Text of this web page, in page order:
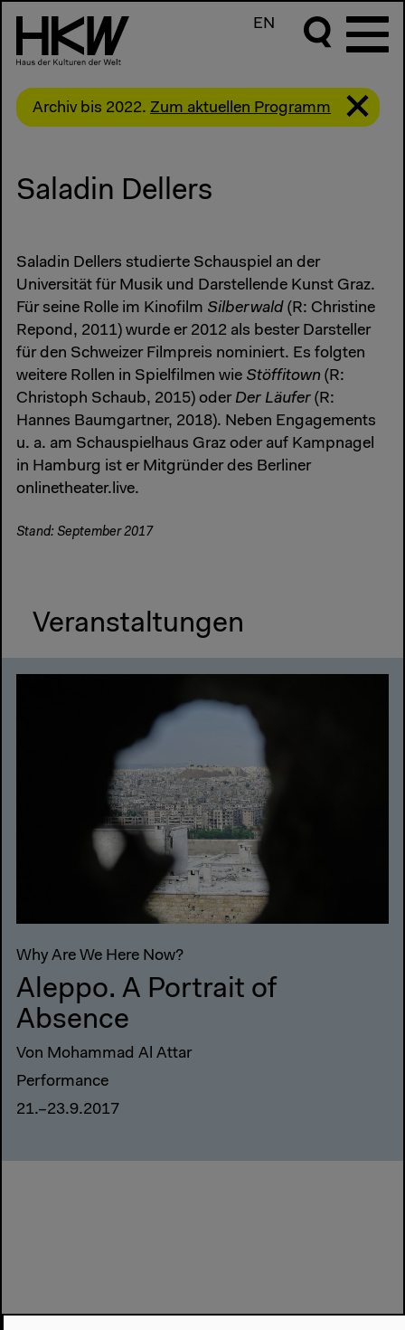
EN
Archiv bis 2022. Zum aktuellen Programm
Saladin Dellers
Saladin Dellers studierte Schauspiel an der
Universität für Musik und Darstellende Kunst Graz.
Für seine Rolle im Kinofilm Silberwald (R: Christine
Repond, 2011) wurde er 2012 als bester Darsteller
für den Schweizer Filmpreis nominiert. Es folgten
weitere Rollen in Spielfilmen wie Stöffitown (R:
Christoph Schaub, 2015) oder Der Läufer (R:
Hannes Baumgartner, 2018). Neben Engagements
u. a. am Schauspielhaus Graz oder auf Kampnagel
in Hamburg ist er Mitgründer des Berliner
onlinetheater.live.
Stand: September 2017
Veranstaltungen
Why Are We Here Now?
Aleppo. A Portrait of
Absence
Von Mohammad Al Attar
Performance
21.–23.9.2017